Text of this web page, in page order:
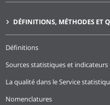
DÉFINITIONS, MÉTHODES ET
Définitions
Sources statistiques et indicateurs
La qualité dans le Service
Nomenclatures